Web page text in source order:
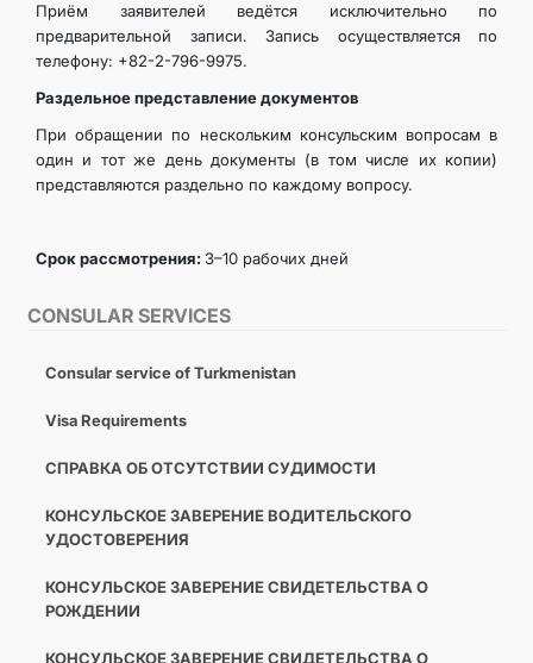
CONSULAR SERVICES
Consular service of Turkmenistan
Visa Requirements
СПРАВКА ОБ ОТСУТСТВИИ СУДИМОСТИ
КОНСУЛЬСКОЕ ЗАВЕРЕНИЕ ВОДИТЕЛЬСКОГО
УДОСТОВЕРЕНИЯ
КОНСУЛЬСКОЕ ЗАВЕРЕНИЕ СВИДЕТЕЛЬСТВА О
РОЖДЕНИИ
КОНСУЛЬСКОЕ ЗАВЕРЕНИЕ СВИДЕТЕЛЬСТВА О
Приём заявителей ведётся исключительно по
предварительной записи. Запись осуществляется по
телефону: +82-2-796-9975.
Раздельное представление документов
При обращении по нескольким консульским вопросам в
один и тот же день документы (в том числе их копии)
представляются раздельно по каждому вопросу.
Срок рассмотрения: 3–10 рабочих дней